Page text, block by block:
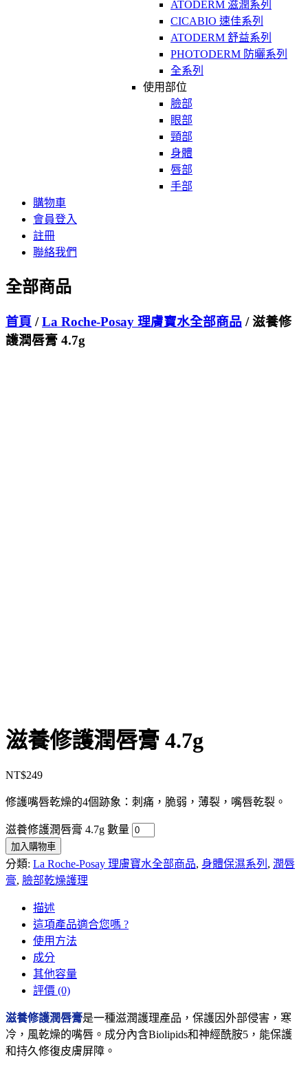
ATODERM 滋潤系列
CICABIO 速佳系列
ATODERM 舒益系列
PHOTODERM 防曬系列
全系列
使用部位
臉部
眼部
頸部
身體
唇部
手部
購物車
會員登入
註冊
聯絡我們
全部商品
首頁 /La Roche-Posay 理膚寶水全部商品 / 滋養修
護潤唇膏 4.7g
滋養修護潤唇膏 4.7g
NT$249
修護嘴唇乾燥的4個跡象：刺痛，脆弱，薄裂，嘴唇乾裂。
滋養修護潤唇膏 4.7g 數量
加入購物車
分類: La Roche-Posay 理膚寶水全部商品, 身體保濕系列 , 潤唇
膏, 臉部乾燥護理
描述
這項產品適合您嗎 ?
使用方法
成分
其他容量
評價 (0)
滋養修護潤唇膏是一種滋潤護理產品，保護因外部侵害，寒
冷，風乾燥的嘴唇。成分內含Biolipids和神經酰胺5，能保護
和持久修復皮膚屏障。